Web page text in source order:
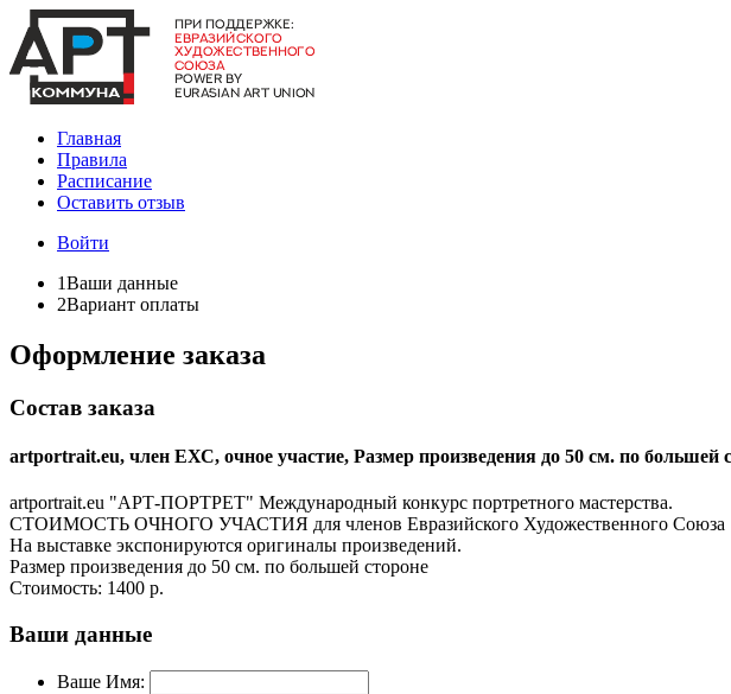
Главная
Правила
Расписание
Оставить отзыв
Войти
1Ваши данные
2Вариант оплаты
Оформление заказа
Состав заказа
artportrait.eu, член ЕХС, очное участие, Размер произведения до 50 см. по большей
artportrait.eu "АРТ-ПОРТРЕТ" Международный конкурс портретного мастерства.
СТОИМОСТЬ ОЧНОГО УЧАСТИЯ для членов Евразийского Художественного Союза
На выставке экспонируются оригиналы произведений.
Размер произведения до 50 см. по большей стороне
Стоимость: 1400 р.
Ваши данные
Ваше Имя: